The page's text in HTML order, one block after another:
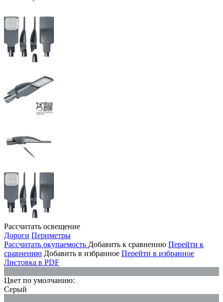
Рассчитать освещение
Дороги Периметры
Рассчитать окупаемость Добавить к сравнению Перейти к
сравнению Добавить в избранное Перейти в избранное
Листовка в PDF
Цвет по умолчанию:
Серый